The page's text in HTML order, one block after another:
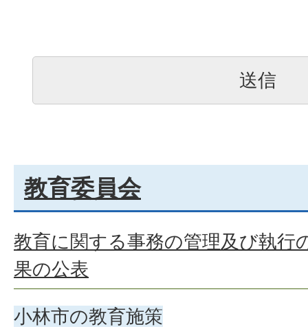
教育委員会
教育に関する事務の管理及び執行
果の公表
小林市の教育施策